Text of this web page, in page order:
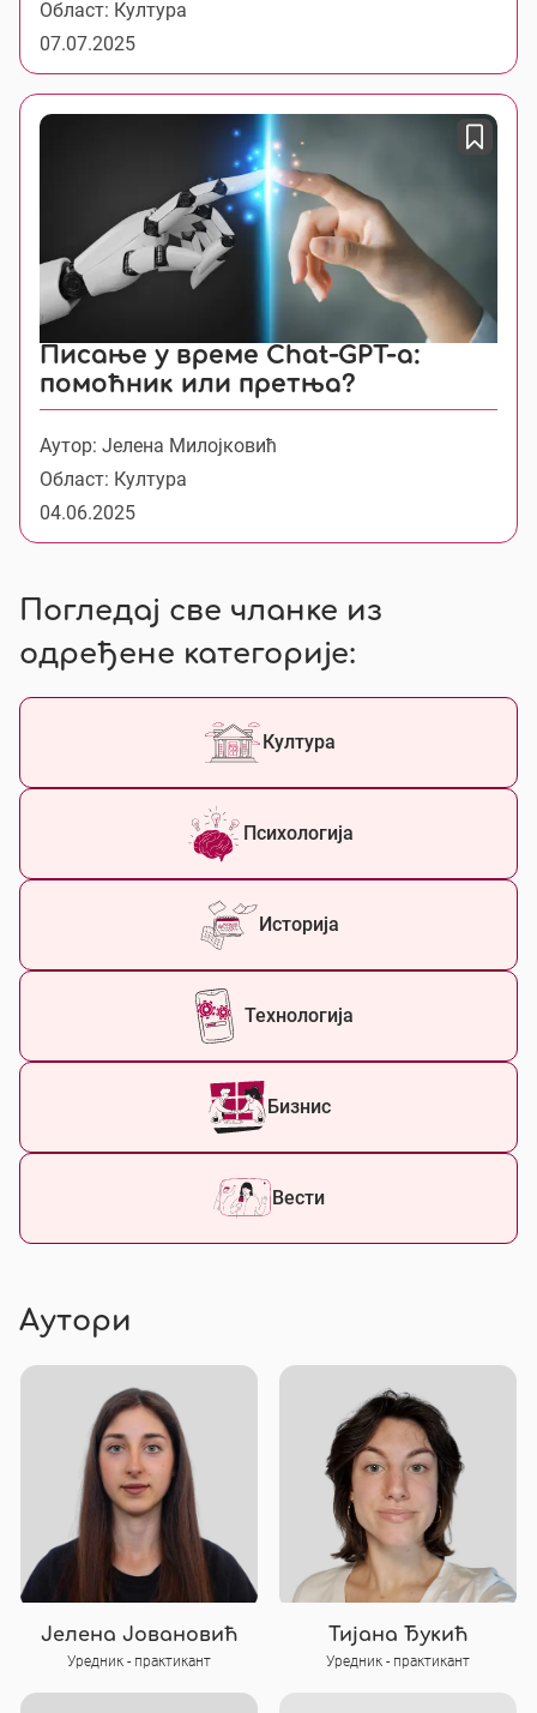
Област: Култура
07.07.2025
Писање у време Chat-GPT-а:
помоћник или претња?
Аутор: Јелена Милојковић
Област: Култура
04.06.2025
Погледај све чланке из
одређене категорије:
Култура
Психологија
Историја
Технологија
Бизнис
Вести
Аутори
Јелена Jовановић
Уредник - практикант
Тијана Ђукић
Уредник - практикант